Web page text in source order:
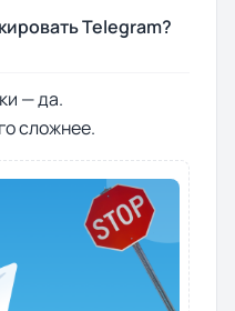
Telegram?
— да.
сложнее.